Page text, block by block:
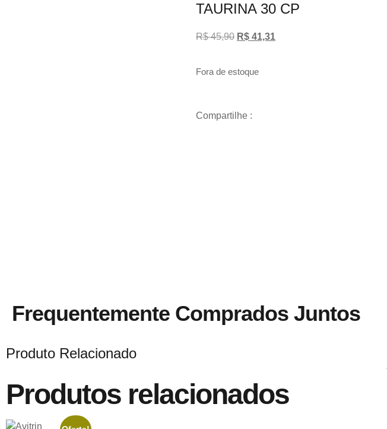
TAURINA 30 CP
R$45,90 R$ 41,31
Fora de estoque
Compartilhe :
Frequentemente Comprados Juntos
Produto Relacionado
Produtos relacionados